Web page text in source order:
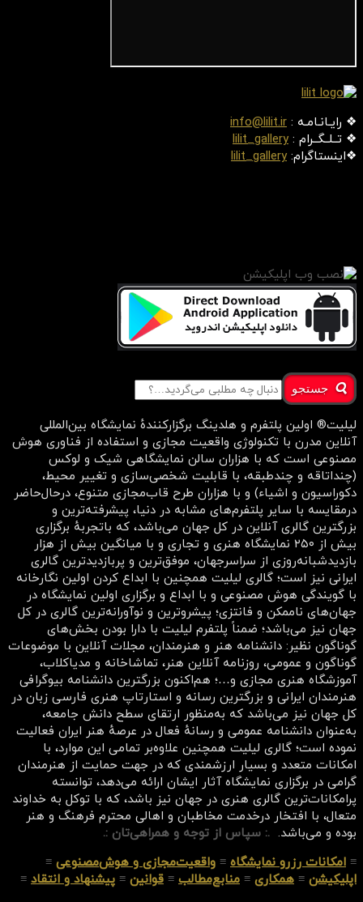
❖ رایـانـامـه : info@lilit.ir
❖ تــلــگــرام : lilit_gallery
❖اینستاگرام: lilit_gallery
جستجو
لیلیت® اولین پلتفرم و هلدینگ برگزارکنندهٔ نمایشگاه بین‌المللی
آنلاین مدرن با تکنولوژی واقعیت مجازی و استفاده از فناوری هوش
مصنوعی است که با هزاران سالن نمایشگاهی شیک و لوکس
(چنداتاقه و چندطبقه، با قابلیت شخصی‌سازی و تغییر محیط،
دکوراسیون و اشیاء) و با هزاران طرح قاب‌مجازی متنوع، درحال‌حاضر
درمقایسه با سایر پلتفرم‌های مشابه در دنیا، پیشرفته‌ترین و
بزرگترین گالری آنلاین در کل جهان می‌باشد، که باتجربهٔ برگزاری
بیش از ۲۵۰ نمایشگاه هنری و تجاری و با میانگین بیش از هزار
بازدیدشبانه‌روزی از سراسرجهان، موفق‌ترین و پربازدیدترین گالری
ایرانی نیز است؛ گالری لیلیت همچنین با ابداع کردن اولین نگارخانه
با گویندگی هوش مصنوعی و با ابداع و برگزاری اولین نمایشگاه در
جهان‌های ناممکن و فانتزی؛ پیشروترین و نوآورانه‌ترین گالری در کل
جهان نیز می‌باشد؛ ضمناً پلتفرم لیلیت با دارا بودن بخش‌های
گوناگون نظیر: دانشنامه هنر و هنرمندان، مجلات آنلاین با موضوعات
گوناگون و عمومی، روزنامه آنلاین هنر، تماشاخانه و مدیاکلاب،
آموزشگاه هنری مجازی و…؛ هم‌اکنون بزرگترین دانشنامه بیوگرافی
هنرمندان ایرانی و بزرگترین رسانه و استارتاپ هنری فارسی زبان در
کل جهان نیز می‌باشد که به‌منظور ارتقای سطح دانش جامعه،
به‌عنوان دانشنامه عمومی و رسانهٔ فعال در عرصهٔ هنر ایران فعالیت
نموده است؛ گالری لیلیت همچنین علاوه‌بر تمامی این موارد، با
امکانات متعدد و بسیار ارزشمندی که در جهت حمایت از هنرمندان
گرامی در برگزاری نمایشگاه آثار ایشان ارائه می‌دهد، توانسته
پرامکانات‌ترین گالری هنری در جهان نیز باشد، که با توکل به خداوند
متعال، با افتخار درخدمت مخاطبان و اهالی محترم فرهنگ و هنر
بوده و می‌باشد. .: سپاس از توجه و همراهی‌تان :.
≡ امکانات رزرو نمایشگاه ≡ واقعیت‌مجازی و هوش‌مصنوعی ≡
اپلیکیشن ≡ همکاری ≡ منابع‌مطالب ≡ قوانین ≡ پیشنهاد و انتقاد ≡